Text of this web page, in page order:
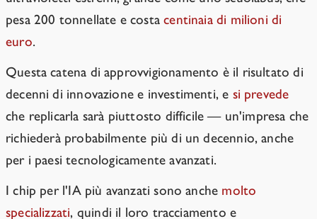
pesa 200 tonnellate e costacentinaia di milioni di
euro.
Questa catena di approvvigionamento è il risultato di
decenni di innovazione e investimenti, e si prevede
che replicarla sarà piuttosto difficile — un'impresa che
richiederà probabilmente più di un decennio, anche
per i paesi tecnologicamente avanzati.
I chip per l'IA più avanzati sono anche molto
specializzati, quindi il loro tracciamento e